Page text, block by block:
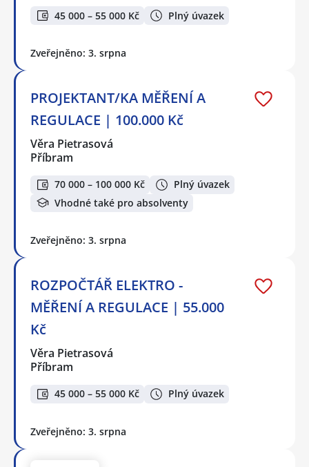
45 000 – 55 000 Kč Plný úvazek
Zveřejněno: 3. srpna
PROJEKTANT/KA MĚŘENÍ A
REGULACE | 100.000 Kč
Věra Pietrasová
Příbram
70 000 – 100 000 Kč
Plný úvazek
Vhodné také pro absolventy
Zveřejněno: 3. srpna
ROZPOČTÁŘ ELEKTRO -
MĚŘENÍ A REGULACE | 55.000
Kč
Věra Pietrasová
Příbram
45 000 – 55 000 Kč Plný úvazek
Zveřejněno: 3. srpna